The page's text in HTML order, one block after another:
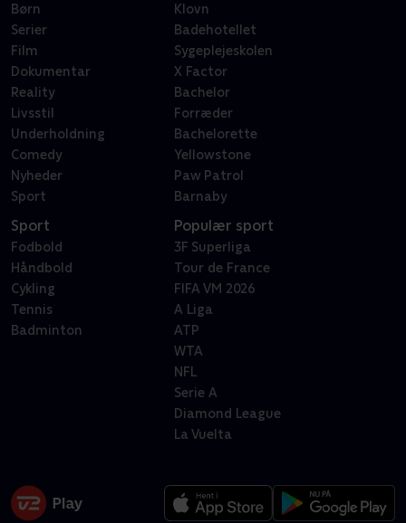
Børn
Serier
Film
Dokumentar
Reality
Livsstil
Underholdning
Comedy
Nyheder
Sport
Klovn
Badehotellet
Sygeplejeskolen
X Factor
Bachelor
Forræder
Bachelorette
Yellowstone
Paw Patrol
Barnaby
Sport
Fodbold
Håndbold
Cykling
Tennis
Badminton
Populær sport
3F Superliga
Tour de France
FIFA VM 2026
A Liga
ATP
WTA
NFL
Serie A
Diamond League
La Vuelta